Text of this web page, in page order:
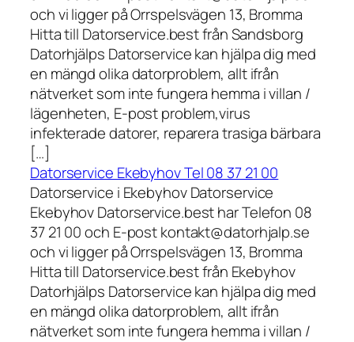
och vi ligger på Orrspelsvägen 13, Bromma
Hitta till Datorservice.best från Sandsborg
Datorhjälps Datorservice kan hjälpa dig med
en mängd olika datorproblem, allt ifrån
nätverket som inte fungera hemma i villan /
lägenheten, E-post problem,virus
infekterade datorer, reparera trasiga bärbara
[…]
Datorservice Ekebyhov Tel 08 37 21 00
Datorservice i Ekebyhov Datorservice
Ekebyhov Datorservice.best har Telefon 08
37 21 00 och E-post kontakt@datorhjalp.se
och vi ligger på Orrspelsvägen 13, Bromma
Hitta till Datorservice.best från Ekebyhov
Datorhjälps Datorservice kan hjälpa dig med
en mängd olika datorproblem, allt ifrån
nätverket som inte fungera hemma i villan /